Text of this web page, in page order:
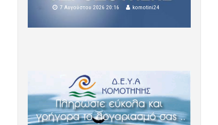
7 Αυγούστου 2026 20:16 komotini24